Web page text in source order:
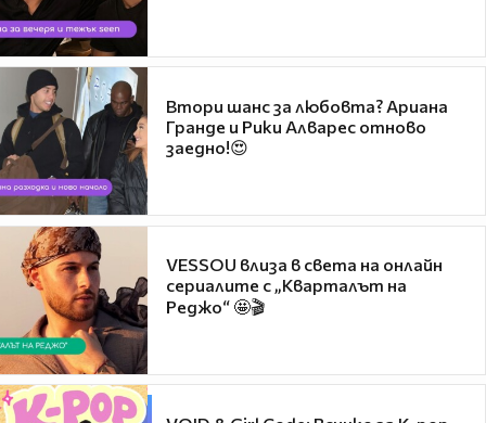
Втори шанс за любовта? Ариана
Гранде и Рики Алварес отново
заедно!😍
VESSOU влиза в света на онлайн
сериалите с „Кварталът на
Реджо“ 🤩🎬